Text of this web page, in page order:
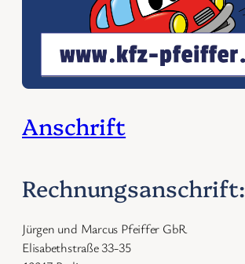
Anschrift
Rechnungsanschrift:
Jürgen und Marcus Pfeiffer GbR
Elisabethstraße 33-35